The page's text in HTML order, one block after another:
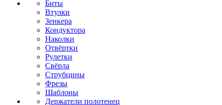
Биты
Втулки
Зенкера
Кондуктора
Наколки
Отвёртки
Рулетки
Свёрла
Струбцины
Фрезы
Шаблоны
Держатели полотенец